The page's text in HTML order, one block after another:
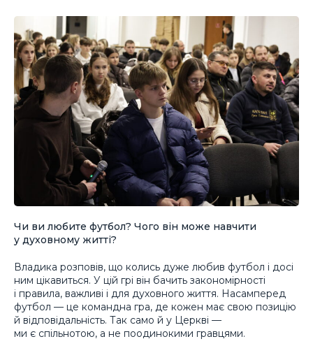
Чи ви любите футбол? Чого він може навчити
у духовному житті?
Владика розповів, що колись дуже любив футбол і досі
ним цікавиться. У цій грі він бачить закономірності
і правила, важливі і для духовного життя. Насамперед
футбол — це командна гра, де кожен має свою позицію
й відповідальність. Так само й у Церкві —
ми є спільнотою, а не поодинокими гравцями.